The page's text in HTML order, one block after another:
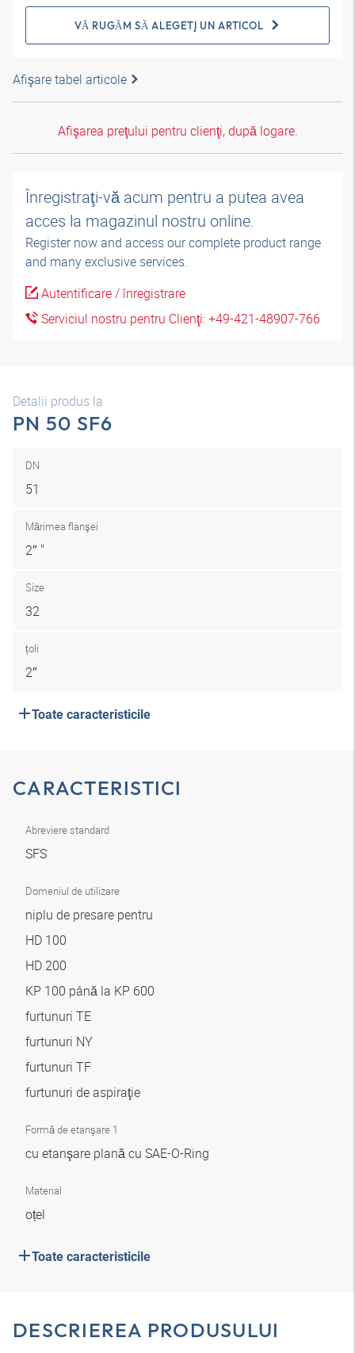
VĂ RUGĂM SĂ ALEGEŢI UN ARTICOL
Afişare tabel articole
Afişarea preţului pentru clienţi, după logare.
Înregistraţi-vă acum pentru a putea avea
acces la magazinul nostru online.
Register now and access our complete product range
and many exclusive services.
Autentificare / înregistrare
Serviciul nostru pentru Clienţi: +49-421-48907-766
Detalii produs la
PN 50 SF6
DN
51
Mărimea flanşei
2″ "
Size
32
țoli
2″
Toate caracteristicile
CARACTERISTICI
Abreviere standard
SFS
Domeniul de utilizare
niplu de presare pentru
HD 100
HD 200
KP 100 până la KP 600
furtunuri TE
furtunuri NY
furtunuri TF
furtunuri de aspiraţie
Formă de etanşare 1
cu etanşare plană cu SAE-O-Ring
Material
oțel
Toate caracteristicile
DESCRIEREA PRODUSULUI